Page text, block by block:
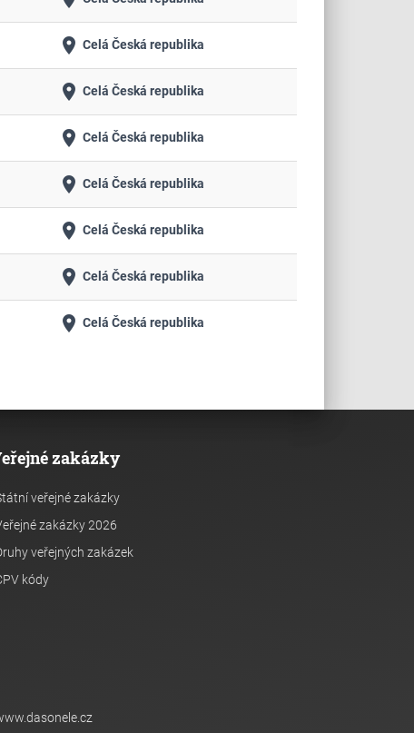
place Celá Česká republika
place Celá Česká republika
place Celá Česká republika
place Celá Česká republika
place Celá Česká republika
place Celá Česká republika
place Celá Česká republika
zakázky
veřejné zakázky
zakázky 2026
veřejných zakázek
kódy